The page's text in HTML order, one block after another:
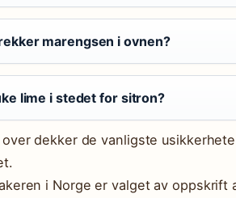
marengsen i ovnen?
lime i stedet for sitron?
over dekker de vanligste
i Norge er valget av